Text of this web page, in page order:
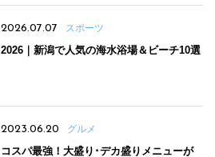
2026.07.07 スポーツ
2026｜新潟で人気の海水浴場＆ビーチ10選
2023.06.20 グルメ
コスパ最強！大盛り･デカ盛りメニューが